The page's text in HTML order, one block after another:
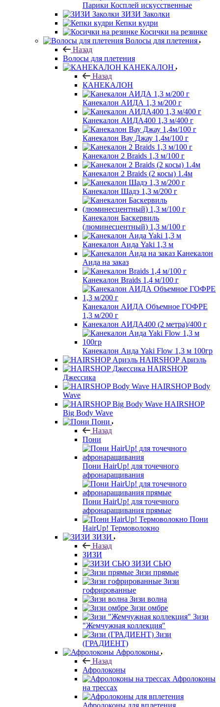
Парики Косплей искусственные
ЗИЗИ Заколки
Кепки кудри
Косички на резинке
Волосы для плетения
Назад
Волосы для плетения
КАНЕКАЛОН
Назад
КАНЕКАЛОН
Канекалон АИДА 1,3 м/200 г
Канекалон АИДА400 1,3 м/400 г
Канекалон Вау Джау 1,4м/100 г
Канекалон 2 Braids 1,3 м/100 г
Канекалон 2 Braids (2 косы) 1.4м
Канекалон Шадэ 1,3 м/200 г
Канекалон Баскервиль
(люминесцентный) 1,3 м/100 г
Канекалон Аида Yaki 1,3 м
Канекалон
Аида на заказ
Канекалон Braids 1,4 м/100 г
Канекалон АИДА Объемное ГОФРЕ
1,3 м/200 г
Канекалон АИДА400 (2 метра)/400 г
Канекалон Аида Yaki Flow 1,3 м 100гр
HAIRSHOP Ариэль
HAIRSHOP
Джессика
HAIRSHOP Body
Wave
HAIRSHOP
Big Body Wave
Пони
Назад
Пони
Пони HairUp! для точечного
афронаращивания
Пони HairUp! для точечного
афронаращивания прямые
Пони
HairUp! Термоволокно
ЗИЗИ
Назад
ЗИЗИ
ЗИЗИ СЬЮ
Зизи прямые
Зизи
гофрированные
Зизи волна
Зизи омбре
Зизи
"Жемчужная коллекция"
Зизи
(ГРАДИЕНТ)
Афролоконы
Назад
Афролоконы
Афролоконы
на трессах
Афролоконы для вплетения